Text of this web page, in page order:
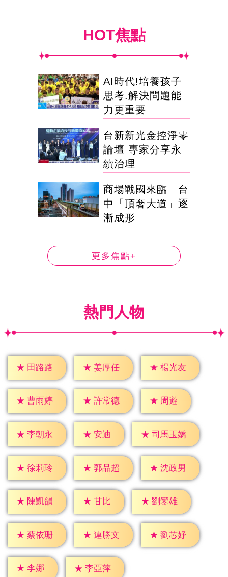
HOT焦點
AI時代!培養孩子
思考.解決問題能
力更重要
台新新光金控淨零
論壇 專家分享永
續治理
商場戰國來臨 台
中「頂奢大道」逐
漸成形
更多焦點+
熱門人物
★ 田路路 ★ 姜厚任 ★ 楊光友
★ 曹雨婷 ★ 許常德 ★ 周遊
★ 李朝永 ★ 安迪 ★ 司馬玉嬌
★ 徐莉玲 ★ 郭品超 ★ 沈政男
★ 陳凱韻 ★ 甘比 ★ 劉鑾雄
★ 蔡依珊 ★ 連勝文 ★ 劉芯妤
★ 李娜 ★ 李亞萍